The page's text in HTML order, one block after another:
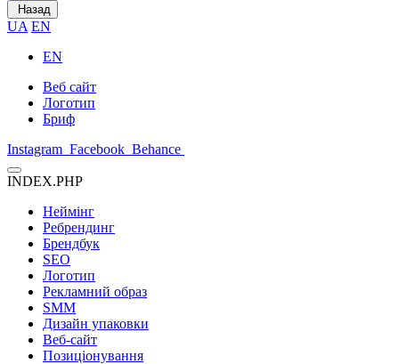
Назад
UA EN
EN
Веб сайт
Логотип
Бриф
Instagram Facebook Behance
INDEX.PHP
Неймінг
Ребрендинг
Брендбук
SEO
Логотип
Рекламний образ
SMM
Дизайн упаковки
Веб-сайт
Позиціонування